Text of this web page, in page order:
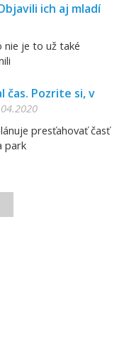
ich aj mladí
nie je to už také
čas. Pozrite si, v
presťahovať časť
park